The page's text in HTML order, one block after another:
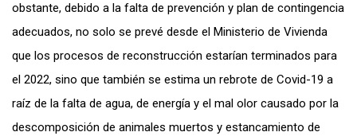
obstante, debido a la falta de prevención y plan de contingencia
adecuados, no solo se prevé desde el Ministerio de Vivienda
que los procesos de reconstrucción estarían terminados para
el 2022, sino que también se estima un rebrote de Covid-19 a
raíz de la falta de agua, de energía y el mal olor causado por la
descomposición de animales muertos y estancamiento de